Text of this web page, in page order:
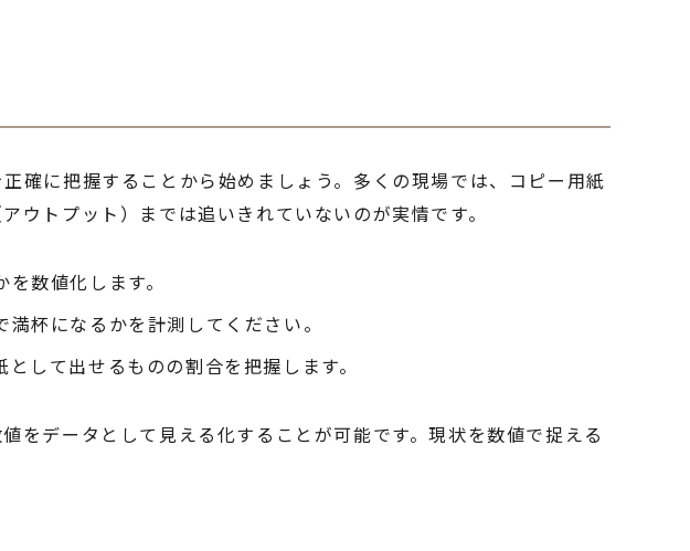
確に把握することから始めましょう。多くの現場では、コピー用紙
トプット）までは追いきれていないのが実情です。
数値化します。
杯になるかを計測してください。
して出せるものの割合を把握します。
をデータとして見える化することが可能です。現状を数値で捉える